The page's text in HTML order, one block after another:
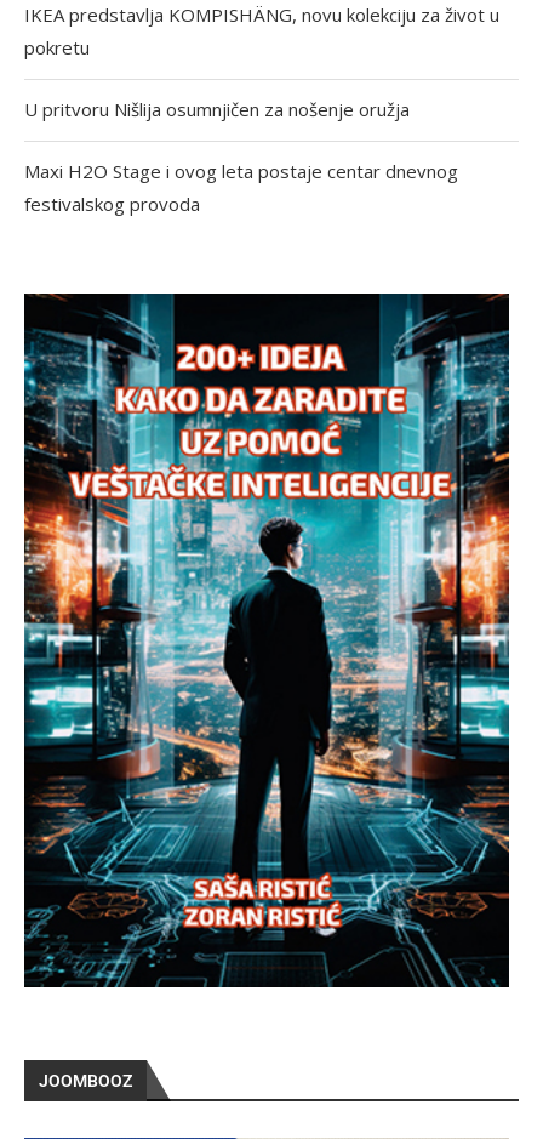
IKEA predstavlja KOMPISHÄNG, novu kolekciju za život u
pokretu
U pritvoru Nišlija osumnjičen za nošenje oružja
Maxi H2O Stage i ovog leta postaje centar dnevnog
festivalskog provoda
JOOMBOOZ